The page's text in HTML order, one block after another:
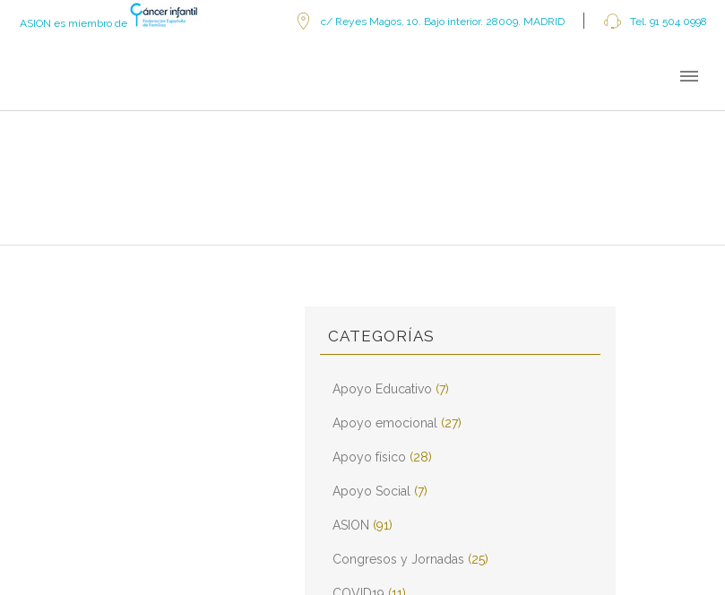
ASION es miembro de c/ Reyes Magos, 10. Bajo interior. 28009. MADRID Tel. 91 504 0998
CATEGORÍAS
Apoyo Educativo (7)
Apoyo emocional (27)
Apoyo físico (28)
Apoyo Social (7)
ASION (91)
Congresos y Jornadas (25)